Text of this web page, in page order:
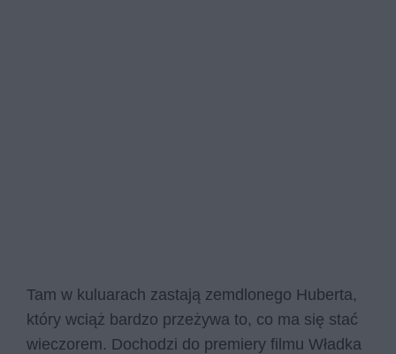
Tam w kuluarach zastają zemdlonego Huberta,
który wciąż bardzo przeżywa to, co ma się stać
wieczorem. Dochodzi do premiery filmu Władka